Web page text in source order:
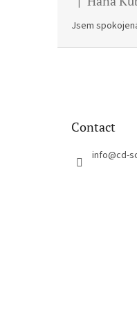
The product
Jsem
Contact
info@cd-